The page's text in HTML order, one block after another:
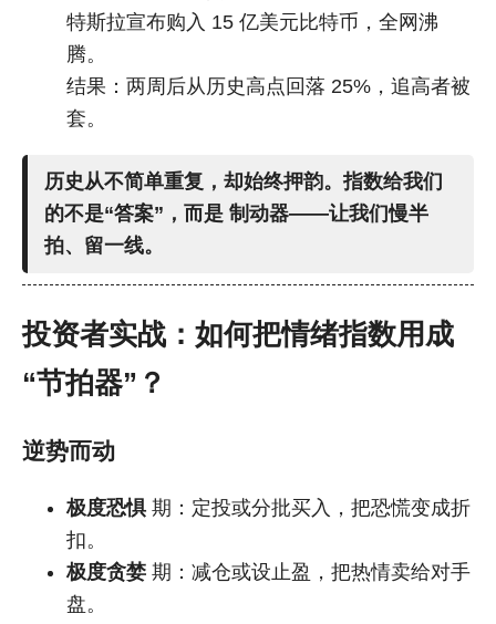
特斯拉宣布购入 15 亿美元比特币，全网沸
腾。
结果：两周后从历史高点回落 25%，追高者被
套。
历史从不简单重复，却始终押韵。指数给我们
的不是“答案”，而是 制动器——让我们慢半
拍、留一线。
投资者实战：如何把情绪指数用成
“节拍器”？
逆势而动
极度恐惧 期：定投或分批买入，把恐慌变成折
扣。
极度贪婪 期：减仓或设止盈，把热情卖给对手
盘。